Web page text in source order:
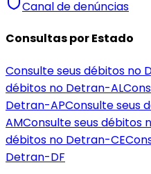
Canal de denúncias
Consultas por Estado
Consulte seus débitos no
débitos no Detran-AL
Detran-APConsulte seus
AMConsulte seus débitos
débitos no Detran-CE
Detran-DF